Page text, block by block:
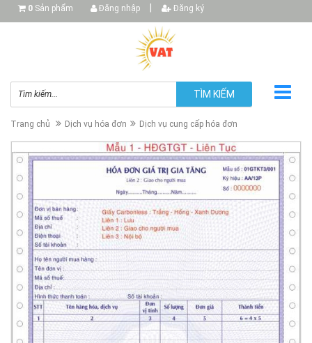
0 Sản phẩm Đăng nhập Đăng ký
TÌM KIẾM
▼
Trang chủ Dịch vụ hóa đơn Dịch vụ cung cấp hóa đơn